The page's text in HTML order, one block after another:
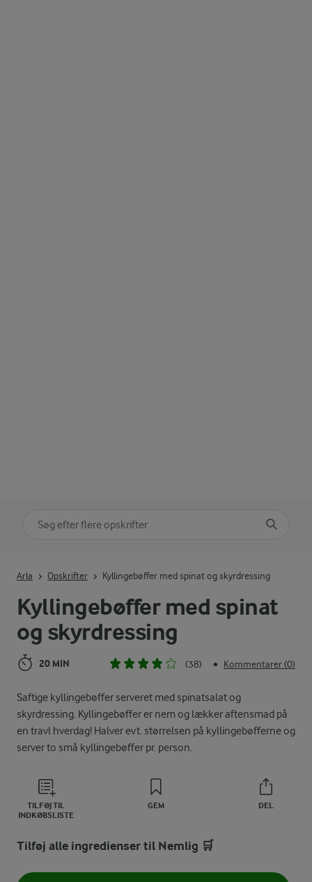
Kyllingebøffer med spinat
og skyrdressing
20 MIN (38) • Kommentarer (0)
Saftige kyllingebøffer serveret med spinatsalat og
skyrdressing. Kyllingebøffer er nem og lækker aftensmad på
en travl hverdag! Halver evt. størrelsen på kyllingebøfferne og
server to små kyllingebøffer pr. person.
TILFØJ TIL
INDKØBSLISTE
GEM DEL
Arla Opskrifter Kyllingebøffer med spinat og skyrdressing
Tilføj alle ingredienser til Nemlig 🛒
Søg på kategori